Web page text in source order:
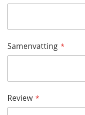
Samenvatting
Review